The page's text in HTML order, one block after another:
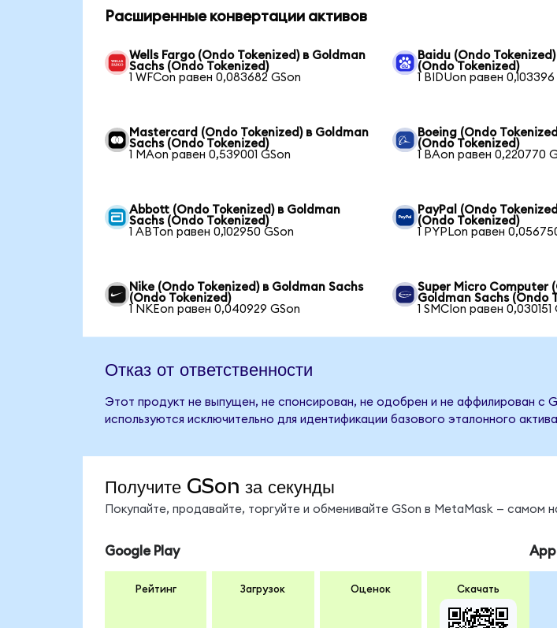
Расширенные конвертации активов
Wells Fargo (Ondo Tokenized) в Goldman
Sachs (Ondo Tokenized)
1 WFCon равен 0,083682 GSon
Baidu (Ondo
(Ondo Tokenized)
1 BIDUon равен 0,103396
Mastercard (Ondo Tokenized) в Goldman
Sachs (Ondo Tokenized)
1 MAon равен 0,539001 GSon
Boeing (Ondo
(Ondo Tokenized)
1 BAon равен 0,220770
Abbott (Ondo Tokenized) в Goldman
Sachs (Ondo Tokenized)
1 ABTon равен 0,102950 GSon
PayPal (Ondo
(Ondo Tokenized)
1 PYPLon равен
Nike (Ondo Tokenized) в Goldman Sachs
(Ondo Tokenized)
1 NKEon равен 0,040929 GSon
Super Micro Computer
Goldman Sachs (Ondo
1 SMCIon равен 0,030151
Отказ от ответственности
Этот продукт не выпущен, не спонсирован, не одобрен и не аффилирован с
используются исключительно для идентификации базового эталонного
Получите GSon за секунды
Покупайте, продавайте, торгуйте и обменивайте GSon в MetaMask — самом
Google Play
Рейтинг Загрузок Оценок Скачать